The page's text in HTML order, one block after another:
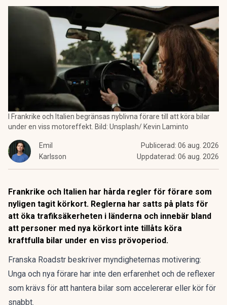
I Frankrike och Italien begränsas nyblivna förare till att köra bilar
under en viss motoreffekt. Bild: Unsplash/ Kevin Laminto
Emil
Karlsson
Publicerad: 06 aug. 2026
Uppdaterad: 06 aug. 2026
Frankrike och Italien har hårda regler för förare som
nyligen tagit körkort. Reglerna har satts på plats för
att öka trafiksäkerheten i länderna och innebär bland
att personer med nya körkort inte tillåts köra
kraftfulla bilar under en viss prövoperiod.
Franska Roadstr beskriver myndigheternas motivering:
Unga och nya förare har inte den erfarenhet och de reflexer
som krävs för att hantera bilar som accelererar eller kör för
snabbt.